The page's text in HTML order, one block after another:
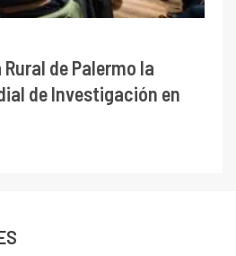
de Palermo la
de Investigación en